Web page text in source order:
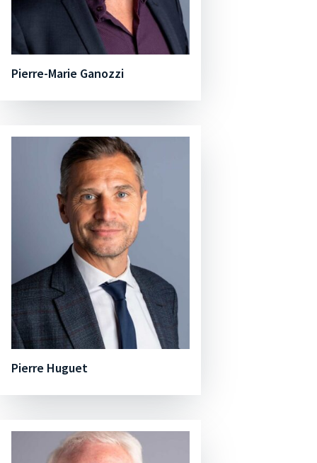
Pierre-Marie Ganozzi
Pierre Huguet